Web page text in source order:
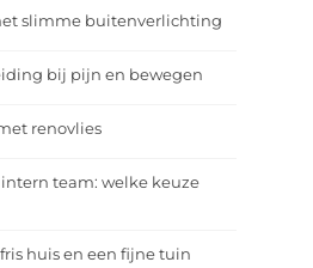
slimme buitenverlichting
bij pijn en bewegen
renovlies
team: welke keuze
huis en een fijne tuin